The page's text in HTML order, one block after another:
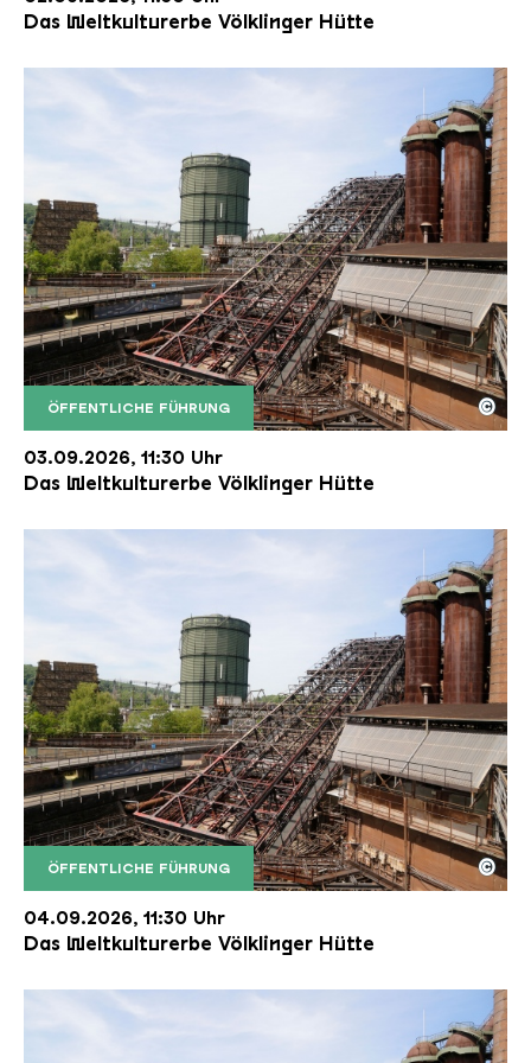
Das Weltkulturerbe Völklinger Hütte
ÖFFENTLICHE FÜHRUNG
Der Erzschrägaufzug der Völklinger Hütte mit
Copyright: Weltkulturerbe Völklinger Hütte | Karl
©
03.09.2026, 11:30 Uhr
Das Weltkulturerbe Völklinger Hütte
ÖFFENTLICHE FÜHRUNG
Der Erzschrägaufzug der Völklinger Hütte mit
Copyright: Weltkulturerbe Völklinger Hütte | Karl
©
04.09.2026, 11:30 Uhr
Das Weltkulturerbe Völklinger Hütte